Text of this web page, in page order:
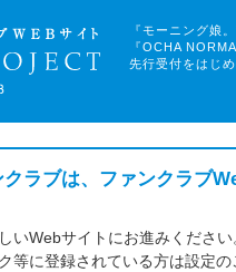
『モーニング娘
『OCHA
先行受付をはじめ
ラブは、ファンクラブ
いWebサイトにお進みください
等に登録されている方は設定の